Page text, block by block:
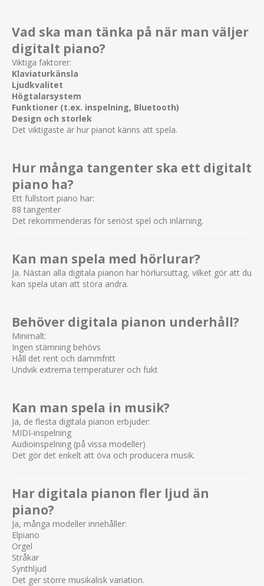
Vad ska man tänka på när man väljer
digitalt piano?
Viktiga faktorer:
Klaviaturkänsla
Ljudkvalitet
Högtalarsystem
Funktioner (t.ex. inspelning, Bluetooth)
Design och storlek
Det viktigaste är hur pianot känns att spela.
Hur många tangenter ska ett digitalt
piano ha?
Ett fullstort piano har:
88 tangenter
Det rekommenderas för seriöst spel och inlärning.
Kan man spela med hörlurar?
Ja. Nästan alla digitala pianon har hörlursuttag, vilket gör att du
kan spela utan att störa andra.
Behöver digitala pianon underhåll?
Minimalt:
Ingen stämning behövs
Håll det rent och dammfritt
Undvik extrema temperaturer och fukt
Kan man spela in musik?
Ja, de flesta digitala pianon erbjuder:
MIDI-inspelning
Audioinspelning (på vissa modeller)
Det gör det enkelt att öva och producera musik.
Har digitala pianon fler ljud än
piano?
Ja, många modeller innehåller:
Elpiano
Orgel
Stråkar
Synthljud
Det ger större musikalisk variation.